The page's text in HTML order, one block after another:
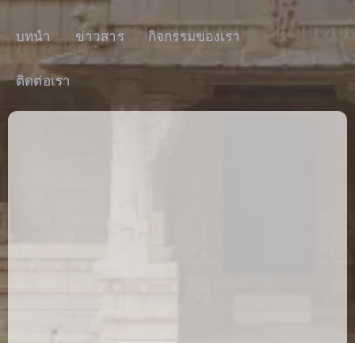
บทนำ ข่าวสาร กิจกรรมของเรา
ติดต่อเรา